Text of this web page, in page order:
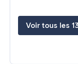
Voir tous les